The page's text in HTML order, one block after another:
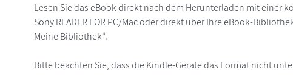
Lesen Sie das eBook direkt nach dem Herunterladen mit einer
Sony READER FOR PC/Mac oder direkt über Ihre eBook-
Meine Bibliothek“.
Bitte beachten Sie, dass die Kindle-Geräte das Format nicht